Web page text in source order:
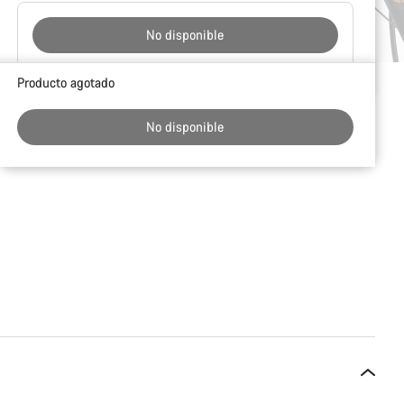
No disponible
Motivos
compra
Producto agotado
No disponible